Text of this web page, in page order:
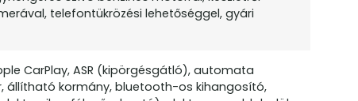
telefontükrözési lehetőséggel, gyári
CarPlay, ASR (kipörgésgátló), automata
állítható kormány, bluetooth-os kihangosító,